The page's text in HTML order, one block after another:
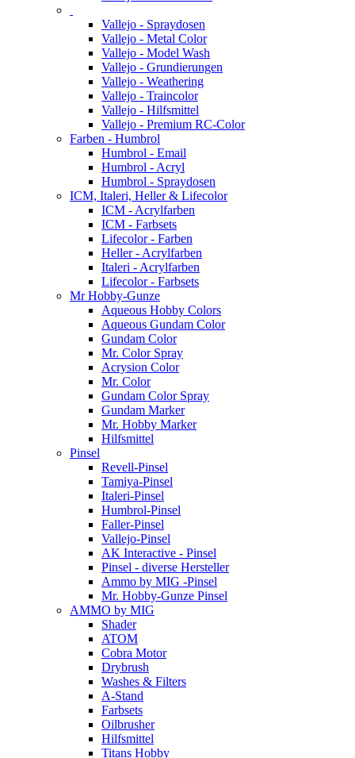
Vallejo - Spraydosen
Vallejo - Metal Color
Vallejo - Model Wash
Vallejo - Grundierungen
Vallejo - Weathering
Vallejo - Traincolor
Vallejo - Hilfsmittel
Vallejo - Premium RC-Color
Farben - Humbrol
Humbrol - Email
Humbrol - Acryl
Humbrol - Spraydosen
ICM, Italeri, Heller & Lifecolor
ICM - Acrylfarben
ICM - Farbsets
Lifecolor - Farben
Heller - Acrylfarben
Italeri - Acrylfarben
Lifecolor - Farbsets
Mr Hobby-Gunze
Aqueous Hobby Colors
Aqueous Gundam Color
Gundam Color
Mr. Color Spray
Acrysion Color
Mr. Color
Gundam Color Spray
Gundam Marker
Mr. Hobby Marker
Hilfsmittel
Pinsel
Revell-Pinsel
Tamiya-Pinsel
Italeri-Pinsel
Humbrol-Pinsel
Faller-Pinsel
Vallejo-Pinsel
AK Interactive - Pinsel
Pinsel - diverse Hersteller
Ammo by MIG -Pinsel
Mr. Hobby-Gunze Pinsel
AMMO by MIG
Shader
ATOM
Cobra Motor
Drybrush
Washes & Filters
A-Stand
Farbsets
Oilbrusher
Hilfsmittel
Titans Hobby